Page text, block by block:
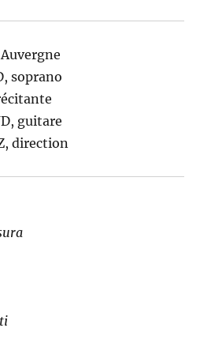
soprano
guitare
direction